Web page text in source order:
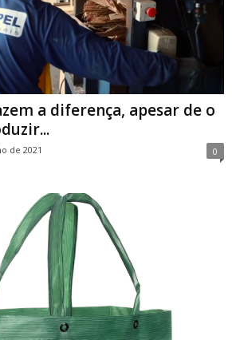
a diferença, apesar de o
de 2021 0